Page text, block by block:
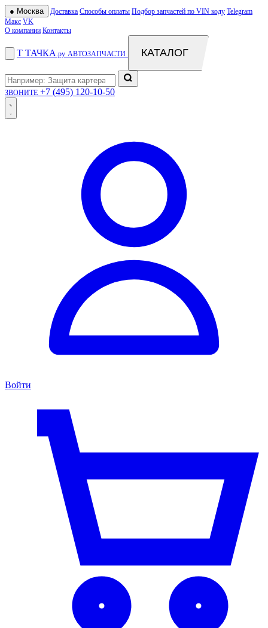
● Москва Доставка Способы оплаты Подбор запчастей по VIN коду Telegram
Макс VK
О компании Контакты
Т ТАЧКА .ру АВТОЗАПЧАСТИ КАТАЛОГ
ЗВОНИТЕ +7 (495) 120-10-50
Войти